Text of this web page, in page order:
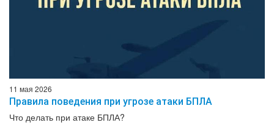
11 мая 2026
Правила поведения при угрозе атаки БПЛА
Что делать при атаке БПЛА?